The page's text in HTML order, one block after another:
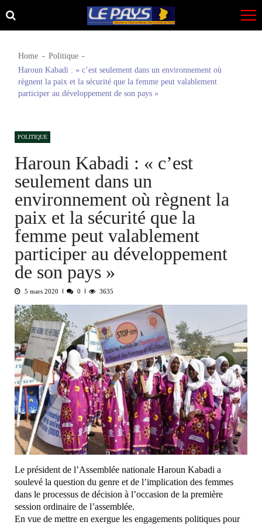
Skip
to
Skip
to
Home
Politique
Haroun Kabadi : « c’est seulement dans un environnement où
règnent la paix et la sécurité que la femme peut valablement
participer au développement de son pays »
POLITIQUE
Haroun Kabadi : « c’est
seulement dans un
environnement où règnent la
paix et la sécurité que la
femme peut valablement
participer au développement
de son pays »
5 mars 2020 0 3635
Le président de l’Assemblée nationale Haroun Kabadi a
soulevé la question du genre et de l’implication des femmes
dans le processus de décision à l’occasion de la première
session ordinaire de l’assemblée.
En vue de mettre en exergue les engagements politiques pour